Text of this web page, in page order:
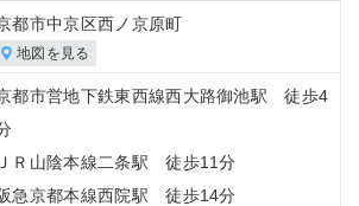
都市中京区西ノ京原町
地図を見る
都市営地下鉄東西線西大路御池駅 徒歩4
ＪＲ山陰本線二条駅 徒歩11分
急京都本線西院駅 徒歩14分